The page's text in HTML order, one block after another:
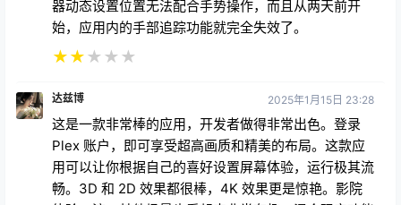
器动态设置位置无法配合手势操作，而且从两天前开
始，应用内的手部追踪功能就完全失效了。
★★★ ★ ★
达兹博 2025年1月15日 23:28
这是一款非常棒的应用，开发者做得非常出色。登录
Plex 账户，即可享受超高画质和精美的布局。这款应
用可以让你根据自己的喜好设置屏幕体验，运行极其流
畅。3D 和 2D 效果都很棒，4K 效果更是惊艳。影院